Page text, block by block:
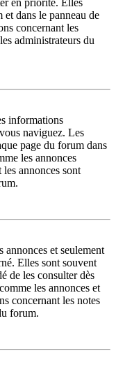
en priorité. Elles
et dans le panneau de
concernant les
administrateurs du
informations
naviguez. Les
page du forum dans
les annonces
les annonces sont
annonces et seulement
Elles sont souvent
de les consulter dès
les annonces et
concernant les notes
forum.